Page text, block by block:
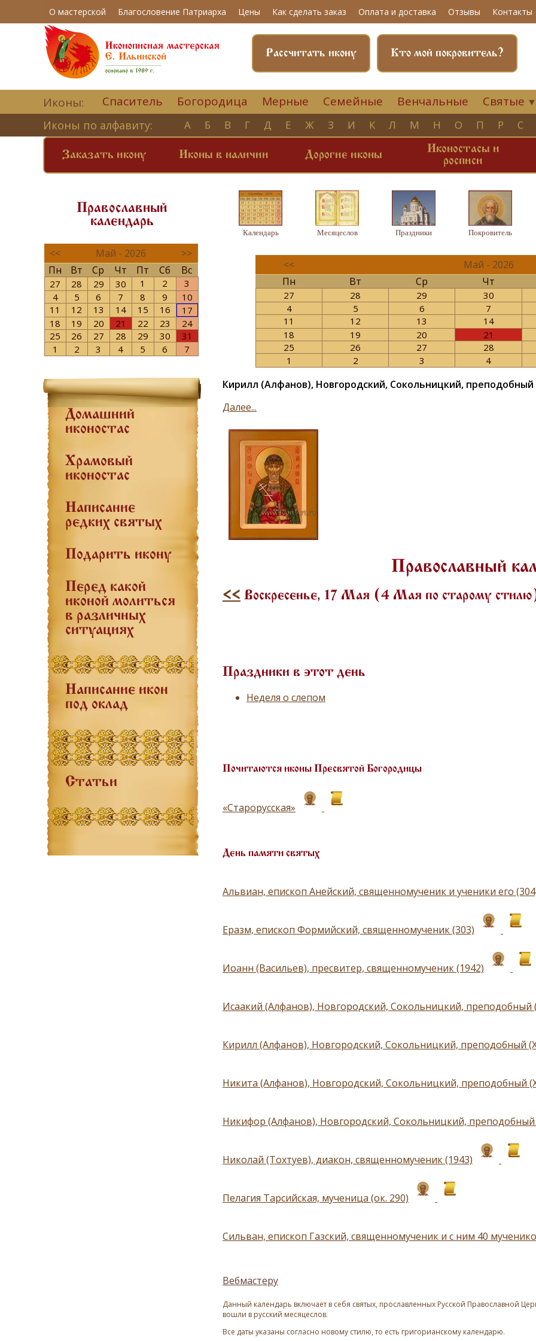
О мастерской Благословение Патриарха Цены Как сделать заказ Оплата и доставка Отзывы Контакты
Кто мой покровитель?
Рассчитать икону
Иконы: Спаситель Богородица Мерные Семейные Венчальные Святые ▼
Иконы по алфавиту: А Б В Г Д Е Ж З И К Л М Н О П Р С
Заказать икону Иконы в наличии Дорогие иконы
Иконостасы и
росписи
Православный
календарь
<< Май - 2026
>>
Пн
Вт Ср Чт Пт Сб Вс
27 28 29 30 1 2
3
4
5 6 7 8 9
10
11
12 13 14 15 16
17
18
19 20 21 22 23
24
25
26 27 28 29 30
31
1
2 3 4 5 6 7
Домашний
иконостас
Храмовый
иконостас
Написание
редких святых
Подарить икону
Перед какой
иконой молиться
в различных
ситуациях
Написание икон
под оклад
Статьи
Календарь Месяцеслов Праздники Покровитель
<< Май - 2026
Пн
Вт Ср Чт
27 28 29 30
4
5 6 7
11
12 13 14
18
19 20 21
25
26 27 28
1
2 3 4
Кирилл (Алфанов), Новгородский, Сокольницкий, преподобный
Далее...
Православный
<< Воскресенье, 17 Мая (4 Мая по старому
Праздники в этот день
Неделя о слепом
Почитаются иконы Пресвятой Богородицы
«Старорусская»
День памяти святых
Альвиан, епископ Анейский, священномученик и ученики его
Еразм, епископ Формийский, священномученик (303)
Иоанн (Васильев), пресвитер, священномученик (1942)
Исаакий (Алфанов), Новгородский, Сокольницкий, преподобный
Кирилл (Алфанов), Новгородский, Сокольницкий, преподобный
Никита (Алфанов), Новгородский, Сокольницкий, преподобный
Никифор (Алфанов), Новгородский, Сокольницкий, преподобный
Николай (Тохтуев), диакон, священномученик (1943)
Пелагия Тарсийская, мученица (ок. 290)
Сильван, епископ Газский, священномученик и с ним 40
Вебмастеру
Данный календарь включает в себя святых, прославленных Русской Православной
вошли в русский месяцеслов.
Все даты указаны согласно новому стилю, то есть григорианскому календарю.